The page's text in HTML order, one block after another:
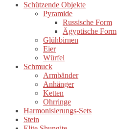
Schützende Objekte
Pyramide
Russische Form
Ägyptische Form
Glühbirnen
Eier
Würfel
Schmuck
Armbänder
Anhänger
Ketten
Ohrringe
Harmonisierungs-Sets
Stein